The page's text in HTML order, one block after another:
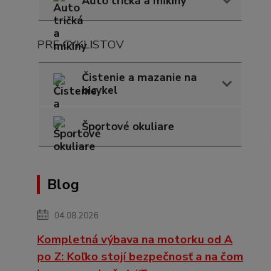
PRE CYKLISTOV
Čistenie a mazanie na
bicykel
Športové okuliare
Blog
04.08.2026
Kompletná výbava na motorku od A
po Z: Koľko stojí bezpečnosť a na čom